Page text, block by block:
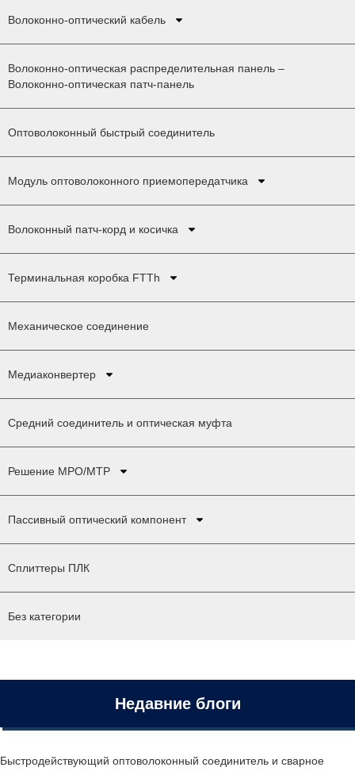
Волоконно-оптический кабель
Волоконно-оптическая распределительная панель –
Волоконно-оптическая патч-панель
Оптоволоконный быстрый соединитель
Модуль оптоволоконного приемопередатчика
Волоконный патч-корд и косичка
Терминальная коробка FTTh
Механическое соединение
Медиаконвертер
Средний соединитель и оптическая муфта
Решение MPO/MTP
Пассивный оптический компонент
Сплиттеры ПЛК
Без категории
Недавние блоги
Быстродействующий оптоволоконный соединитель и сварное